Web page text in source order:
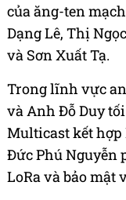
của ăng-ten
Dạng Lê, Thị
và Sơn Xuất Tạ.
Trong lĩnh vực
và Anh Đỗ Duy
Multicast kết hợp
Đức Phú Nguyễn
LoRa và bảo mật